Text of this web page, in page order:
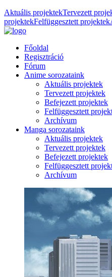
Aktuális projektekTervezett
projektekFelfüggesztett projektek
Főoldal
Regisztráció
Fórum
Anime sorozataink
Aktuális projektek
Tervezett projektek
Befejezett projektek
Felfüggesztett
Archívum
Manga sorozataink
Aktuális projektek
Tervezett projektek
Befejezett projektek
Felfüggesztett
Archívum